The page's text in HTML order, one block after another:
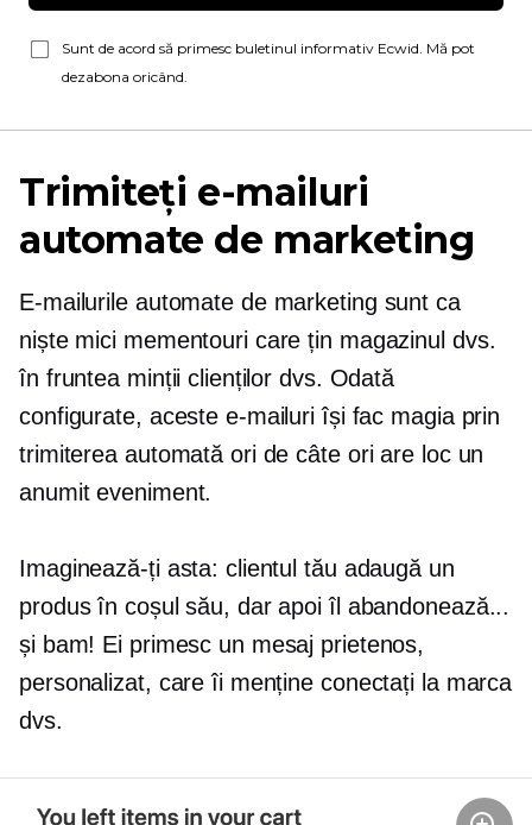
Sunt de acord să primesc buletinul informativ Ecwid. Mă pot
dezabona oricând.
Trimiteți e-mailuri
automate de marketing
E-mailurile automate de marketing sunt ca
niște mici mementouri care țin magazinul dvs.
în fruntea minții clienților dvs. Odată
configurate, aceste e-mailuri își fac magia prin
trimiterea automată ori de câte ori are loc un
anumit eveniment.
Imaginează-ți asta: clientul tău adaugă un
produs în coșul său, dar apoi îl abandonează...
și bam! Ei primesc un mesaj prietenos,
personalizat, care îi menține conectați la marca
dvs.